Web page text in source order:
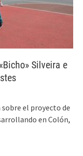
Silveira e
sobre el proyecto de
en Colón,